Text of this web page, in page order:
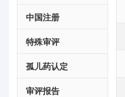
中国注册
特殊审评
孤儿药认定
审评报告